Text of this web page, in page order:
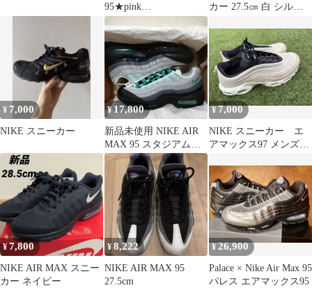
95★pink
foam★M10.5★BIGBUB
BLE
カー 27.5㎝ 白 シルバ
¥ 7,000
NIKE スニーカー
¥17,800
新品未使用 NIKE AIR
MAX 95 スタジアムグ
リーン 26cm
¥7,000
NIKE スニーカー エ
アマックス97 メンズ
¥7,800
NIKE AIR MAX スニー
カー ネイビー
¥8,222
NIKE AIR MAX 95
27.5cm
¥26,900
Palace × Nike Air Max 95
パレス エアマックス95